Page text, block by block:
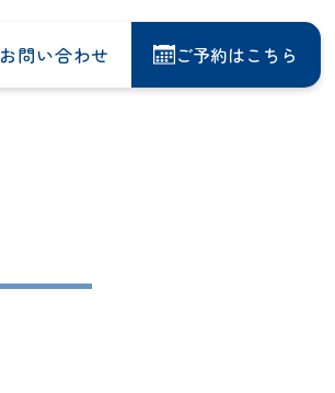
お問い合わせ ご予約はこちら